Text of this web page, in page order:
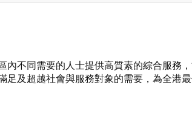
內不同需要的人士提供高質素的綜合服務
足及超越社會與服務對象的需要，為全港